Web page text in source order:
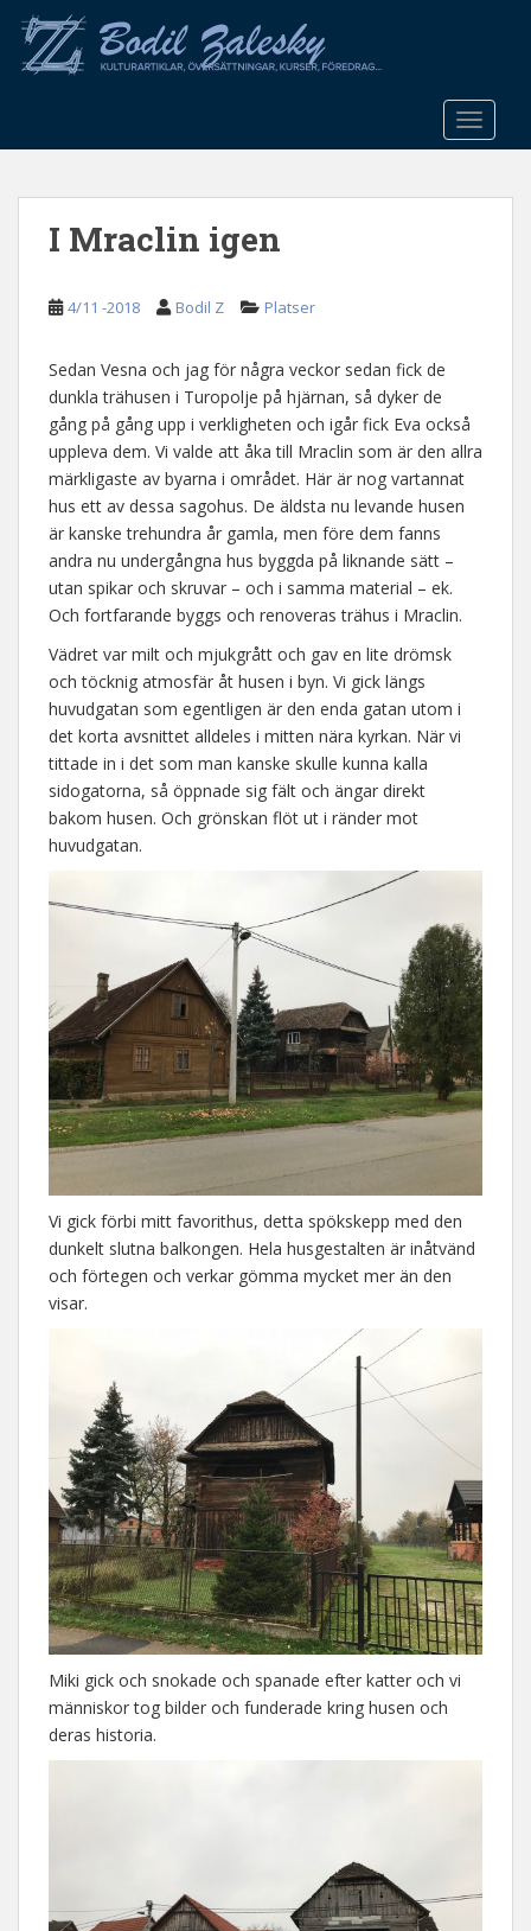
o
I Mraclin igen
4/11 -2018 Bodil Z Platser
Sedan Vesna och jag för några veckor sedan fick de
dunkla trähusen i Turopolje på hjärnan, så dyker de
gång på gång upp i verkligheten och igår fick Eva också
uppleva dem. Vi valde att åka till Mraclin som är den allra
märkligaste av byarna i området. Här är nog vartannat
hus ett av dessa sagohus. De äldsta nu levande husen
är kanske trehundra år gamla, men före dem fanns
andra nu undergångna hus byggda på liknande sätt –
utan spikar och skruvar – och i samma material – ek.
Och fortfarande byggs och renoveras trähus i Mraclin.
Vädret var milt och mjukgrått och gav en lite drömsk
och töcknig atmosfär åt husen i byn. Vi gick längs
huvudgatan som egentligen är den enda gatan utom i
det korta avsnittet alldeles i mitten nära kyrkan. När vi
tittade in i det som man kanske skulle kunna kalla
sidogatorna, så öppnade sig fält och ängar direkt
bakom husen. Och grönskan flöt ut i ränder mot
huvudgatan.
Vi gick förbi mitt favorithus, detta spökskepp med den
dunkelt slutna balkongen. Hela husgestalten är inåtvänd
och förtegen och verkar gömma mycket mer än den
visar.
Miki gick och snokade och spanade efter katter och vi
människor tog bilder och funderade kring husen och
deras historia.